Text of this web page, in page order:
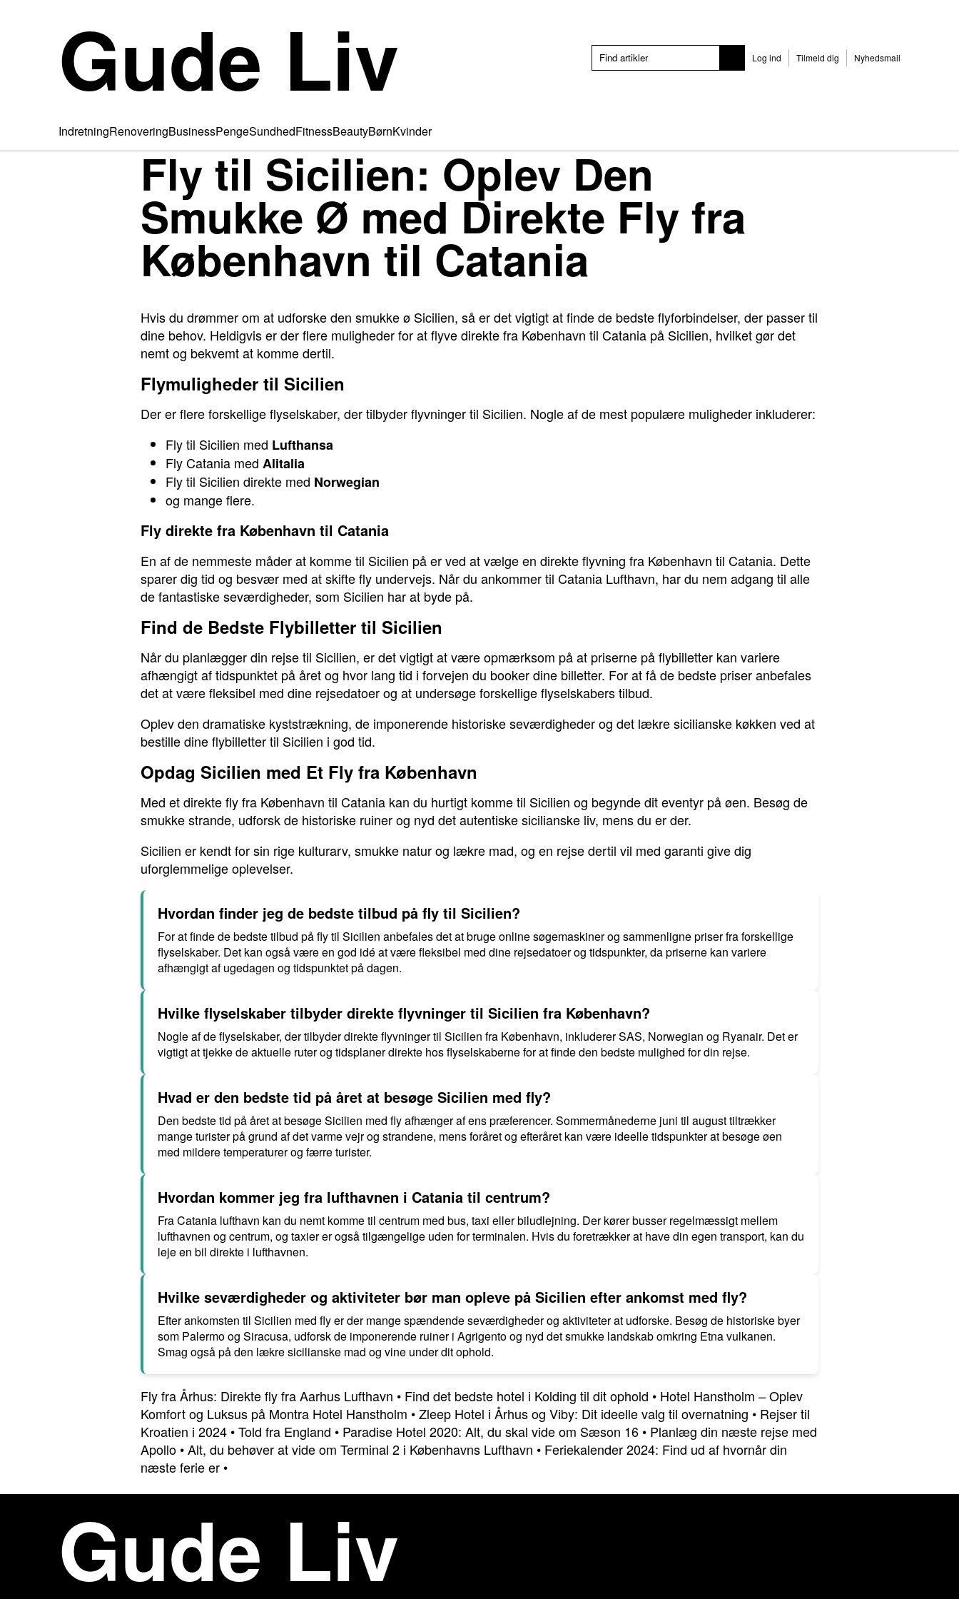
Gude Liv Log ind Tilmeld dig Nyhedsmail
IndretningRenoveringBusinessPengeSundhedFitnessBeautyBørnKvinder
Fly til Sicilien: Oplev Den
Smukke Ø med Direkte Fly fra
København til Catania
Hvis du drømmer om at udforske den smukke ø Sicilien, så er det vigtigt at finde de bedste flyforbindelser, der passer til
dine behov. Heldigvis er der flere muligheder for at flyve direkte fra København til Catania på Sicilien, hvilket gør det
nemt og bekvemt at komme dertil.
Flymuligheder til Sicilien
Der er flere forskellige flyselskaber, der tilbyder flyvninger til Sicilien. Nogle af de mest populære muligheder inkluderer:
Fly til Sicilien med Lufthansa
Fly Catania med Alitalia
Fly til Sicilien direkte med Norwegian
og mange flere.
Fly direkte fra København til Catania
En af de nemmeste måder at komme til Sicilien på er ved at vælge en direkte flyvning fra København til Catania. Dette
sparer dig tid og besvær med at skifte fly undervejs. Når du ankommer til Catania Lufthavn, har du nem adgang til alle
de fantastiske seværdigheder, som Sicilien har at byde på.
Find de Bedste Flybilletter til Sicilien
Når du planlægger din rejse til Sicilien, er det vigtigt at være opmærksom på at priserne på flybilletter kan variere
afhængigt af tidspunktet på året og hvor lang tid i forvejen du booker dine billetter. For at få de bedste priser anbefales
det at være fleksibel med dine rejsedatoer og at undersøge forskellige flyselskabers tilbud.
Oplev den dramatiske kyststrækning, de imponerende historiske seværdigheder og det lækre sicilianske køkken ved at
bestille dine flybilletter til Sicilien i god tid.
Opdag Sicilien med Et Fly fra København
Med et direkte fly fra København til Catania kan du hurtigt komme til Sicilien og begynde dit eventyr på øen. Besøg de
smukke strande, udforsk de historiske ruiner og nyd det autentiske sicilianske liv, mens du er der.
Sicilien er kendt for sin rige kulturarv, smukke natur og lækre mad, og en rejse dertil vil med garanti give dig
uforglemmelige oplevelser.
Hvordan finder jeg de bedste tilbud på fly til Sicilien?
For at finde de bedste tilbud på fly til Sicilien anbefales det at bruge online søgemaskiner og sammenligne priser fra forskellige
flyselskaber. Det kan også være en god idé at være fleksibel med dine rejsedatoer og tidspunkter, da priserne kan variere
afhængigt af ugedagen og tidspunktet på dagen.
Hvilke flyselskaber tilbyder direkte flyvninger til Sicilien fra København?
Nogle af de flyselskaber, der tilbyder direkte flyvninger til Sicilien fra København, inkluderer SAS, Norwegian og Ryanair. Det er
vigtigt at tjekke de aktuelle ruter og tidsplaner direkte hos flyselskaberne for at finde den bedste mulighed for din rejse.
Hvad er den bedste tid på året at besøge Sicilien med fly?
Den bedste tid på året at besøge Sicilien med fly afhænger af ens præferencer. Sommermånederne juni til august tiltrækker
mange turister på grund af det varme vejr og strandene, mens foråret og efteråret kan være ideelle tidspunkter at besøge øen
med mildere temperaturer og færre turister.
Hvordan kommer jeg fra lufthavnen i Catania til centrum?
Fra Catania lufthavn kan du nemt komme til centrum med bus, taxi eller biludlejning. Der kører busser regelmæssigt mellem
lufthavnen og centrum, og taxier er også tilgængelige uden for terminalen. Hvis du foretrækker at have din egen transport, kan du
leje en bil direkte i lufthavnen.
Hvilke seværdigheder og aktiviteter bør man opleve på Sicilien efter ankomst med fly?
Efter ankomsten til Sicilien med fly er der mange spændende seværdigheder og aktiviteter at udforske. Besøg de historiske byer
som Palermo og Siracusa, udforsk de imponerende ruiner i Agrigento og nyd det smukke landskab omkring Etna vulkanen.
Smag også på den lækre sicilianske mad og vine under dit ophold.
Fly fra Århus: Direkte fly fra Aarhus Lufthavn • Find det bedste hotel i Kolding til dit ophold • Hotel Hanstholm – Oplev
Komfort og Luksus på Montra Hotel Hanstholm •Zleep Hotel i Århus og Viby: Dit ideelle valg til overnatning • Rejser til
Kroatien i 2024 •Told fra England • Paradise Hotel 2020: Alt, du skal vide om Sæson 16 • Planlæg din næste rejse med
Apollo •Alt, du behøver at vide om Terminal 2 i Københavns Lufthavn • Feriekalender 2024: Find ud af hvornår din
næste ferie er •
Gude Liv